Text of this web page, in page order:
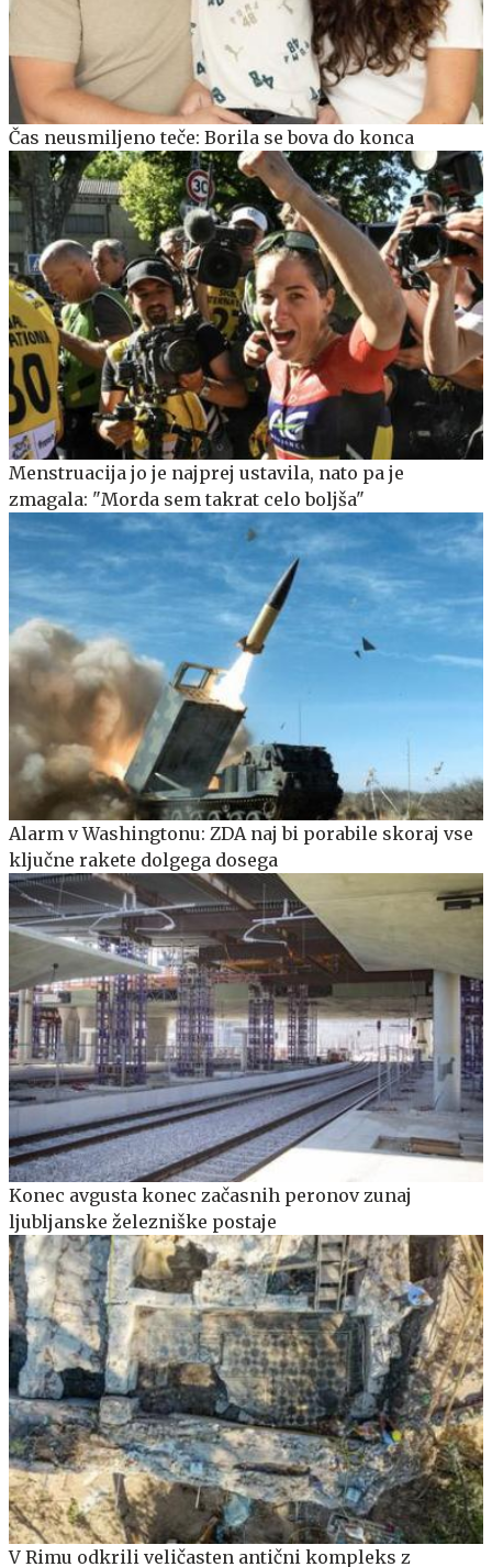
Čas neusmiljeno teče: Borila se bova do konca
Menstruacija jo je najprej ustavila, nato pa je
zmagala: "Morda sem takrat celo boljša"
Alarm v Washingtonu: ZDA naj bi porabile skoraj vse
ključne rakete dolgega dosega
Konec avgusta konec začasnih peronov zunaj
ljubljanske železniške postaje
V Rimu odkrili veličasten antični kompleks z